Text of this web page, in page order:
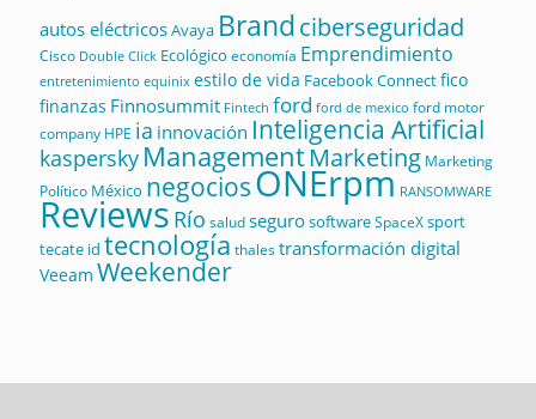
autos eléctricosAvaya Brandciberseguridad
Cisco Double Click Ecológico economía Emprendimiento
entretenimiento equinix estilo de vida Facebook Connectfico
finanzas Finnosummit Fintech ford ford de mexico ford motor
company HPE ia innovación Inteligencia Artificial
kaspersky ManagementMarketing Marketing
Político México negociosONErpm RANSOMWARE
Reviews Río saludsegurosoftwareSpaceXsport
tecate id tecnología thalestransformación digital
Veeam Weekender